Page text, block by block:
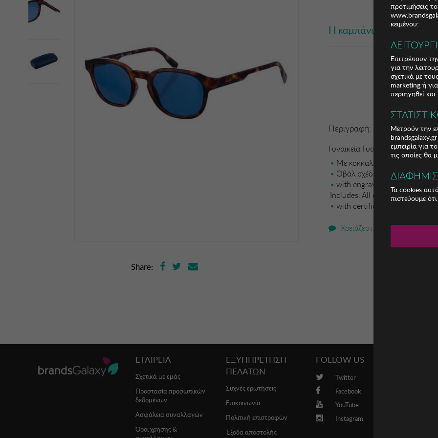
Share:
Η καμπάνια έχει λήξει
Περιγραφή:
Γυναικεία Γυαλιά Ηλίου Lacoste
Με κοκκάλινο σκελετό
Οβάλ σχέδιο. Mirror effect
with engraved brand name
Includes: All our products are
with certificates of
Χρειάζεστε βοήθεια;
ΕΤΑΙΡΕΙΑ
Σχετικά με εμάς
Προστασία προσωπικών
δεδομένων
Ασφάλεια συναλλαγών
Όροι χρήσης &
ΕΞΥΠΗΡΕΤΗΣΗ
ΠΕΛΑΤΩΝ
Συχνές ερωτήσεις
Επικοινωνία
Πολιτική επιστροφών
Έξοδα αποστολής
FOLLOW US
Twitter
Facebook
YouTube
Instagram
προτιμήσεις
κειμένου:
Επιτρέπουν
για την
σχετικά με
marketing ή
περιηγηθεί
Μετρούν την
εμπειρία για
τις οποίες θα
Τα cookies
πιστεύουμε